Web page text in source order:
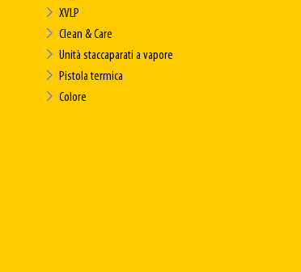
XVLP
Clean & Care
Unità staccaparati a vapore
Pistola termica
Colore